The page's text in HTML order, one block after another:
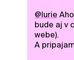
@lurie
bude aj v
webe).
A